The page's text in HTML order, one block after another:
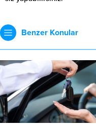
Benzer Konular